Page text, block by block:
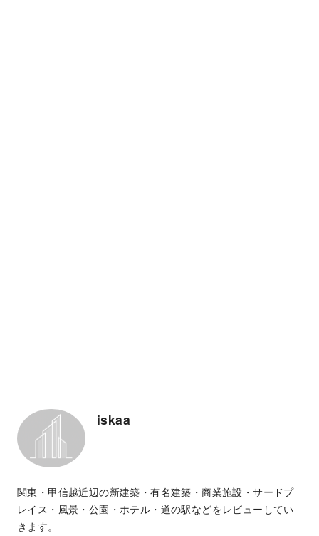
iskaa
関東・甲信越近辺の新建築・有名建築・商業施設・サードプ
レイス・風景・公園・ホテル・道の駅などをレビューしてい
きます。